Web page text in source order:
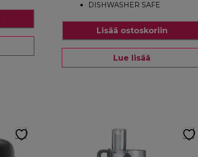
DISHWASHER SAFE
Lisää ostoskoriin
Lue lisää